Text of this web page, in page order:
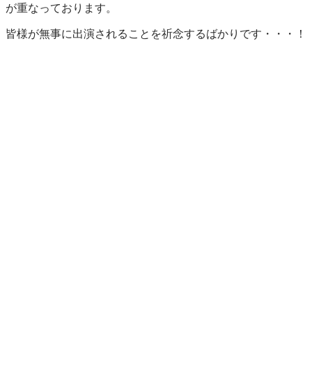
が重なっております。
皆様が無事に出演されることを祈念するばかりです・・・！